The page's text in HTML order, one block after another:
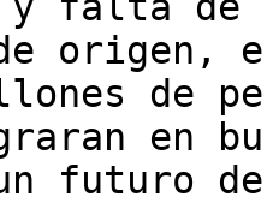
origen,
de
en
futuro de